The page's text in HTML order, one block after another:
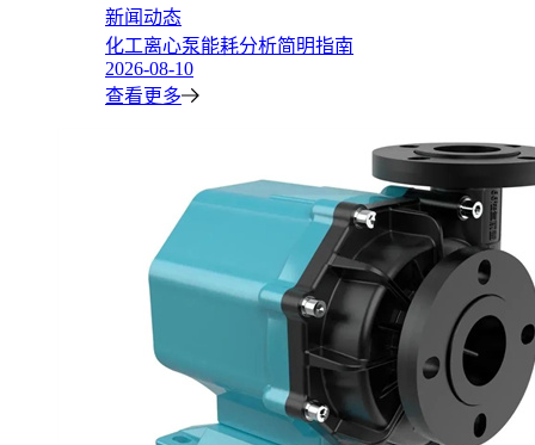
新闻动态
化工离心泵能耗分析简明指南
2026-08-10
查看更多